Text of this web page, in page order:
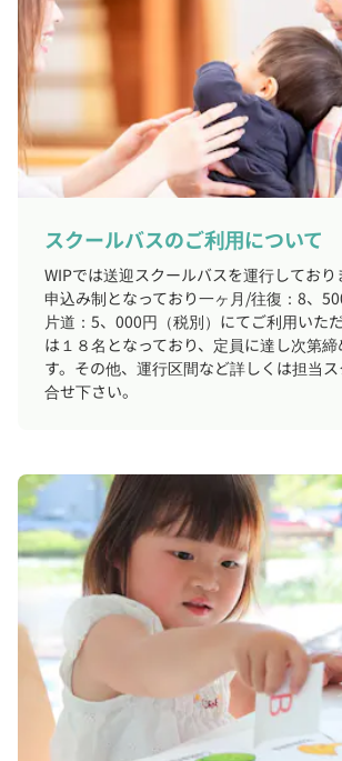
スクールバスのご利用について
WIPでは送迎スクールバスを運行しており
申込み制となっており一ヶ月/往復：8、
片道：5、000円（税別）にてご利用いた
は１８名となっており、定員に達し次第
す。その他、運行区間など詳しくは担当
合せ下さい。